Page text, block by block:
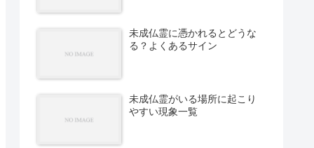
未成仏霊に憑かれるとどうな
る？よくあるサイン
未成仏霊がいる場所に起こり
やすい現象一覧